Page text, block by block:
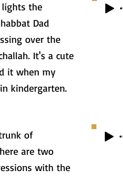
lights the
Dad
over the
It's a cute
it when my
kindergarten.
of
are two
with the